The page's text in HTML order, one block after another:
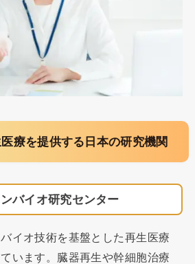
療を提供する日本の研究機関
バイオ研究センター
イオ技術を基盤とした再生医療
います。臓器再生や幹細胞治療